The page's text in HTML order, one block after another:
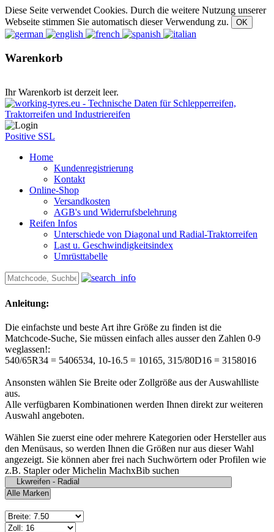
Diese Seite verwendet Cookies. Durch die weitere Nutzung unserer
Webseite stimmen Sie automatisch dieser Verwendung zu.
Warenkorb
Ihr Warenkorb ist derzeit leer.
Positive SSL
Home
Kundenregistrierung
Kontakt
Online-Shop
Versandkosten
AGB's und Widerrufsbelehrung
Reifen Infos
Unterschiede von Diagonal und Radial-Traktorreifen
Last u. Geschwindigkeitsindex
Umrüsttabelle
Anleitung:
Die einfachste und beste Art ihre Größe zu finden ist die
Matchcode-Suche, Sie müssen einfach alles ausser den Zahlen 0-9
weglassen!:
540/65R34 = 5406534, 10-16.5 = 10165, 315/80D16 = 3158016
Ansonsten wählen Sie Breite oder Zollgröße aus der Auswahlliste
aus.
Alle verfügbaren Kombinationen werden Ihnen direkt zur weiteren
Auswahl angeboten.
Wählen Sie zuerst eine oder mehrere Kategorien oder Hersteller aus
den Menüsaus, so werden Ihnen die Größen nur aus dieser Wahl
angezeigt. Sie können aber frei nach Suchwörtern oder Profilen wie
z.B. Stapler oder Michelin MachxBib suchen